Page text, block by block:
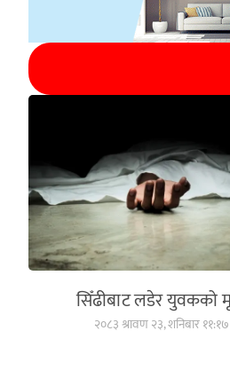
सिँढीबाट लडेर युवकको
२०८३ श्रावण २३, शनिबार ११:१७